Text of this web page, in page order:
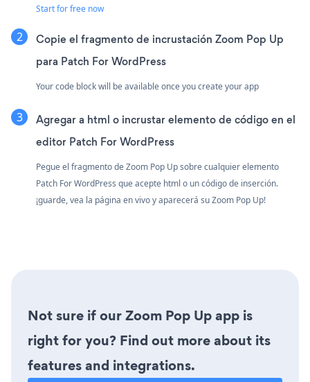
Start for free now
Copie el fragmento de incrustación Zoom Pop Up
para Patch For WordPress
Your code block will be available once you create your app
Agregar a html o incrustar elemento de código en el
editor Patch For WordPress
Pegue el fragmento de Zoom Pop Up sobre cualquier elemento
Patch For WordPress que acepte html o un código de inserción.
¡guarde, vea la página en vivo y aparecerá su Zoom Pop Up!
Not sure if our Zoom Pop Up app is
right for you? Find out more about its
features and integrations.